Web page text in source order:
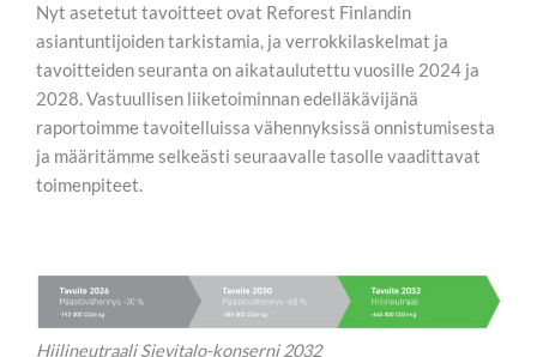
Nyt asetetut tavoitteet ovat Reforest Finlandin
asiantuntijoiden tarkistamia, ja verrokkilaskelmat ja
tavoitteiden seuranta on aikataulutettu vuosille 2024 ja
2028. Vastuullisen liiketoiminnan edelläkävijänä
raportoimme tavoitelluissa vähennyksissä onnistumisesta
ja määritämme selkeästi seuraavalle tasolle vaadittavat
toimenpiteet.
Hiilineutraali Sievitalo-konserni 2032